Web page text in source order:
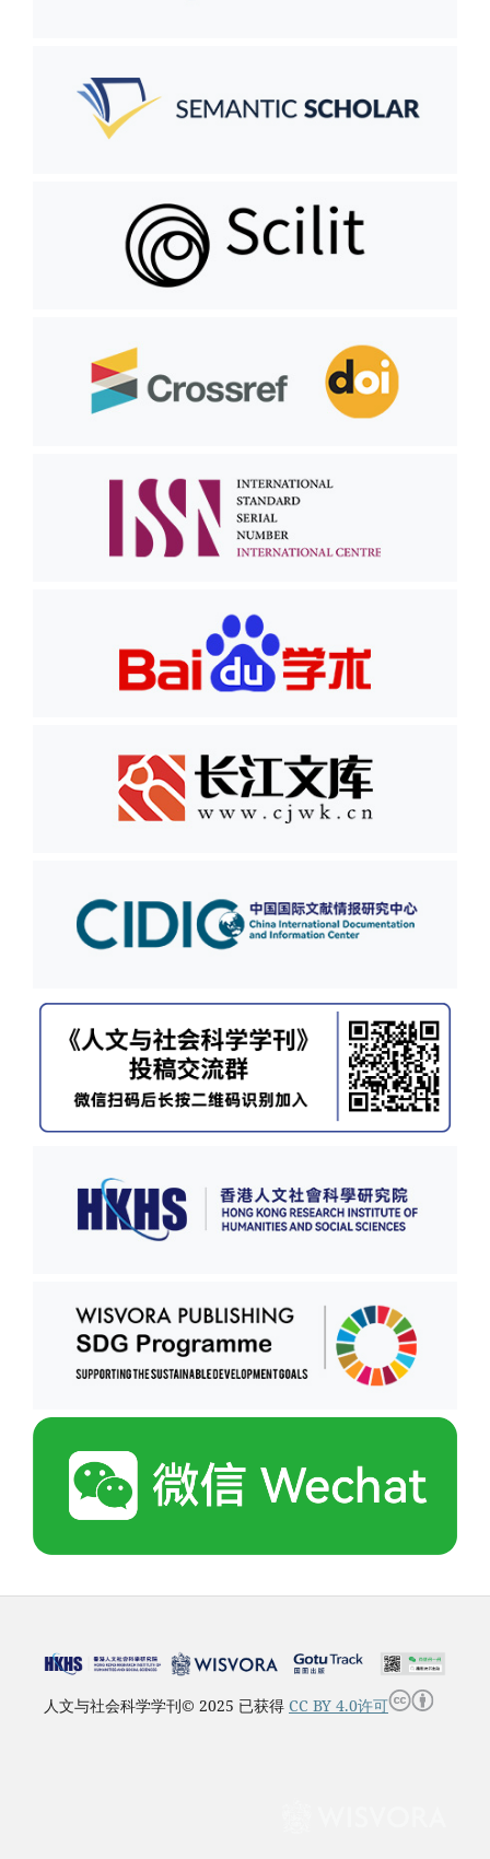
人文与社会科学学刊© 2025 已获得 CC BY 4.0许可